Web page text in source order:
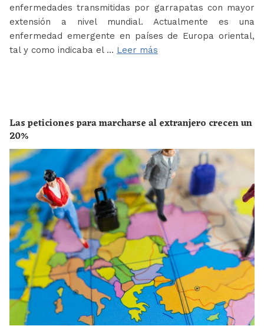
enfermedades transmitidas por garrapatas con mayor
extensión a nivel mundial. Actualmente es una
enfermedad emergente en países de Europa oriental,
tal y como indicaba el … Leer más
Las peticiones para marcharse al extranjero crecen un
20%